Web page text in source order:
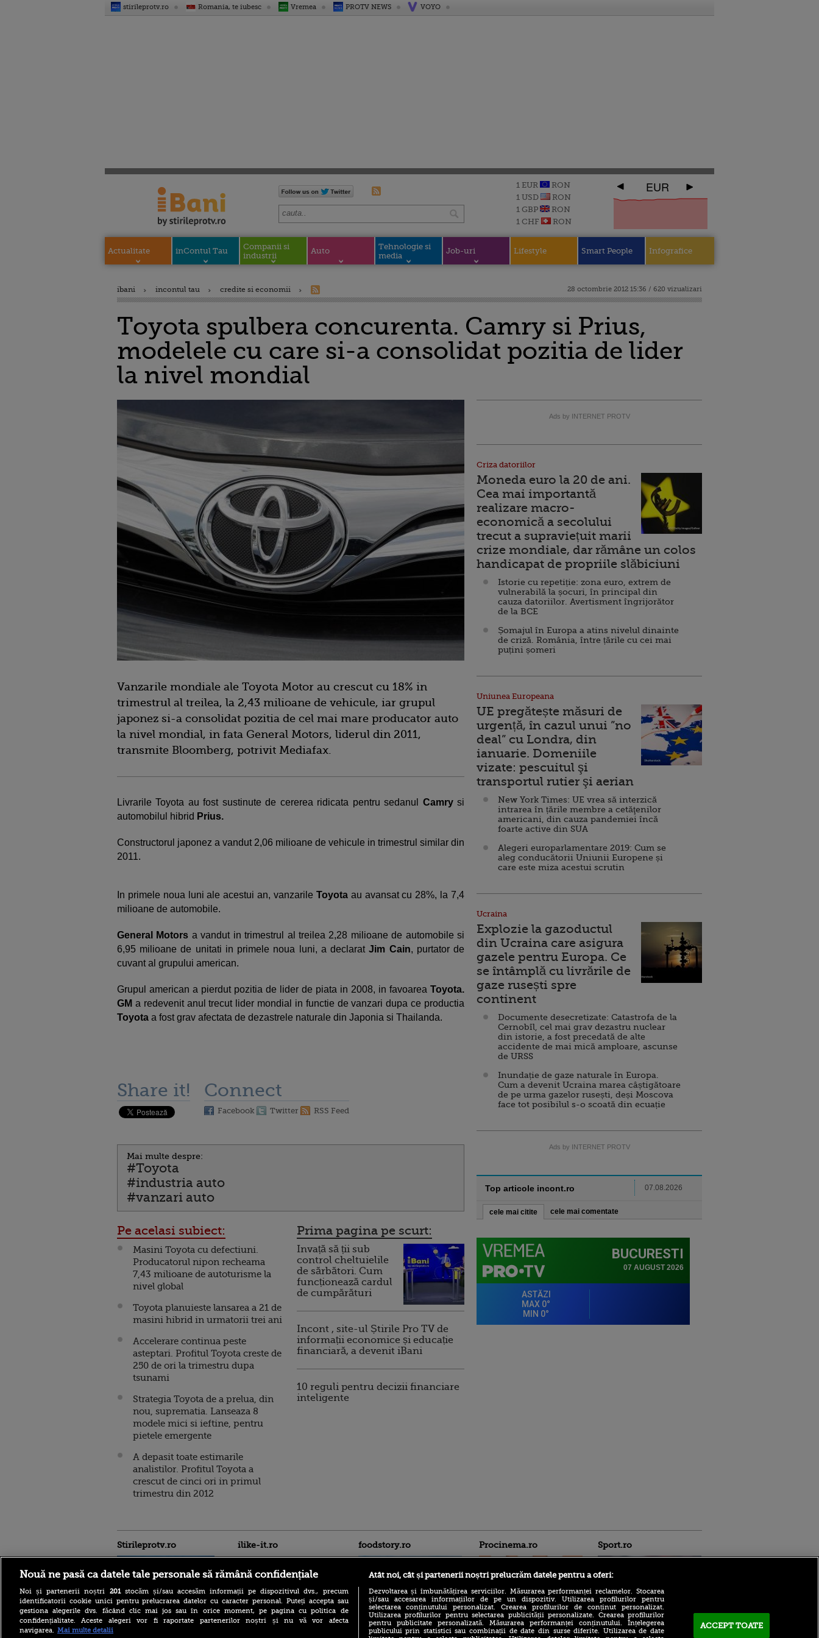
stirileprotv.ro Romania, te iubesc Vremea PROTV NEWS VOYO
1 EUR
RON
1 USD
RON
1 GBP
RON
1 CHF
RON
EUR
Actualitate inContul Tau
Companii si
industrii
Auto
Tehnologie si
media
Job-uri Lifestyle Smart People Infografice
ibani incontul tau credite si economii 28 octombrie 2012 15:36 / 620 vizualizari
Toyota spulbera concurenta. Camry si Prius,
modelele cu care si-a consolidat pozitia de lider
la nivel mondial
Vanzarile mondiale ale Toyota Motor au crescut cu 18% in
trimestrul al treilea, la 2,43 milioane de vehicule, iar grupul
japonez si-a consolidat pozitia de cel mai mare producator auto
la nivel mondial, in fata General Motors, liderul din 2011,
transmite Bloomberg, potrivit Mediafax.
Livrarile Toyota au fost sustinute de cererea ridicata pentru sedanul Camrysi
automobilul hibrid Prius.
Constructorul japonez a vandut 2,06 milioane de vehicule in trimestrul similar din
2011.
In primele noua luni ale acestui an, vanzarile Toyota au avansat cu 28%, la 7,4
milioane de automobile.
General Motors a vandut in trimestrul al treilea 2,28 milioane de automobile si
6,95 milioane de unitati in primele noua luni, a declaratJim Cain, purtator de
cuvant al grupului american.
Grupul american a pierdut pozitia de lider de piata in 2008, in favoarea Toyota.
GM a redevenit anul trecut lider mondial in functie de vanzari dupa ce productia
Toyota a fost grav afectata de dezastrele naturale din Japonia si Thailanda.
Share it! Connect
Facebook Twitter RSS Feed
Mai multe despre:
#Toyota
#industria auto
#vanzari auto
Pe acelasi subiect:
Masini Toyota cu defectiuni.
Producatorul nipon recheama
7,43 milioane de autoturisme la
nivel global
Toyota planuieste lansarea a 21 de
masini hibrid in urmatorii trei ani
Accelerare continua peste
asteptari. Profitul Toyota creste de
250 de ori la trimestru dupa
tsunami
Strategia Toyota de a prelua, din
nou, suprematia. Lanseaza 8
modele mici si ieftine, pentru
pietele emergente
A depasit toate estimarile
analistilor. Profitul Toyota a
crescut de cinci ori in primul
trimestru din 2012
Prima pagina pe scurt:
Invață să ții sub
control cheltuielile
de sărbători. Cum
funcționează cardul
de cumpărături
Incont , site-ul Știrile Pro TV de
informații economice și educație
financiară, a devenit iBani
10 reguli pentru decizii financiare
inteligente
Ads by INTERNET PROTV
Criza datoriilor
Moneda euro la 20 de ani.
Cea mai importantă
realizare macro-
economică a secolului
trecut a supraviețuit marii
crize mondiale, dar rămâne un colos
handicapat de propriile slăbiciuni
Istorie cu repetiție: zona euro, extrem de
vulnerabilă la șocuri, în principal din
cauza datoriilor. Avertisment îngrijorător
de la BCE
Șomajul în Europa a atins nivelul dinainte
de criză. România, între țările cu cei mai
puțini șomeri
Uniunea Europeana
UE pregătește măsuri de
urgență, în cazul unui ”no
deal” cu Londra, din
ianuarie. Domeniile
vizate: pescuitul şi
transportul rutier şi aerian
New York Times: UE vrea să interzică
intrarea în țările membre a cetăţenilor
americani, din cauza pandemiei încă
foarte active din SUA
Alegeri europarlamentare 2019: Cum se
aleg conducătorii Uniunii Europene și
care este miza acestui scrutin
Ucraina
Explozie la gazoductul
din Ucraina care asigura
gazele pentru Europa. Ce
se întâmplă cu livrările de
gaze rusești spre
continent
Documente desecretizate: Catastrofa de la
Cernobîl, cel mai grav dezastru nuclear
din istorie, a fost precedată de alte
accidente de mai mică amploare, ascunse
de URSS
Inundație de gaze naturale în Europa.
Cum a devenit Ucraina marea câștigătoare
de pe urma gazelor rusești, deși Moscova
face tot posibilul s-o scoată din ecuație
Ads by INTERNET PROTV
Top articole incont.ro 07.08.2026
cele mai citite cele mai comentate
Stirileprotv.ro ilike-it.ro foodstory.ro
(P) Descoperă Lumea
Procinema.ro Sport.ro
Mutare de ultimă oră în
Superligă! Mijlocașul s-a
Nouă ne pasă ca datele tale personale să rămână confidențiale
Noi și partenerii noștri 201stocăm și/sau accesăm informații pe dispozitivul dvs., precum
identificatorii cookie unici pentru prelucrarea datelor cu caracter personal. Puteți accepta sau
gestiona alegerile dvs. făcând clic mai jos sau în orice moment, pe pagina cu politica de
confidențialitate. Aceste alegeri vor fi raportate partenerilor noștri și nu vă vor afecta
navigarea. Mai multe detalii
Atât noi, cât și partenerii noștri prelucrăm datele pentru a oferi:
Dezvoltarea și îmbunătățirea serviciilor. Măsurarea performanței reclamelor. Stocarea
și/sau accesarea informațiilor de pe un dispozitiv. Utilizarea profilurilor pentru
selectarea conținutului personalizat. Crearea profilurilor de conținut personalizat.
Utilizarea profilurilor pentru selectarea publicității personalizate. Crearea profilurilor
pentru publicitate personalizată. Măsurarea performanței conținutului. Înțelegerea
publicului prin statistici sau combinații de date din surse diferite. Utilizarea de date
ACCEPT TOATE